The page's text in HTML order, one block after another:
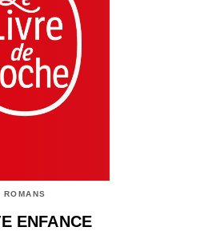
ROMANS
ENFANCE